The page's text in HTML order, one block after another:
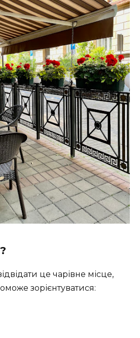
це чарівне місце,
зорієнтуватися: